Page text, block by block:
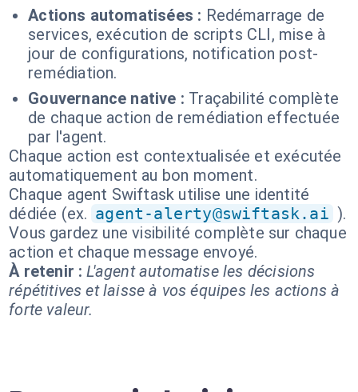
Actions automatisées : Redémarrage de
services, exécution de scripts CLI, mise à
jour de configurations, notification post-
remédiation.
Gouvernance native : Traçabilité complète
de chaque action de remédiation effectuée
par l'agent.
Chaque action est contextualisée et exécutée
automatiquement au bon moment.
Chaque agent Swiftask utilise une identité
dédiée (ex. agent-alerty@swiftask.ai ).
Vous gardez une visibilité complète sur chaque
action et chaque message envoyé.
À retenir : L'agent automatise les décisions
répétitives et laisse à vos équipes les actions à
forte valeur.